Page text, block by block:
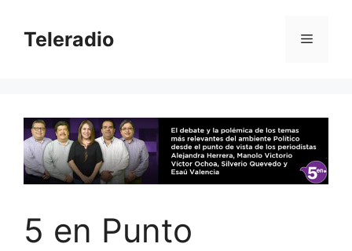
contenido
Teleradio Menú
5 en Punto